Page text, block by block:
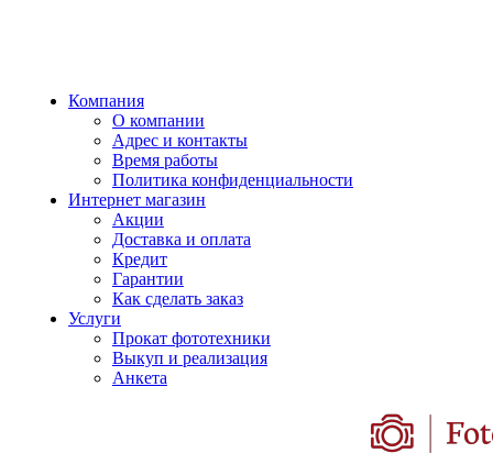
Компания
О компании
Адрес и контакты
Время работы
Политика конфиденциальности
Интернет магазин
Акции
Доставка и оплата
Кредит
Гарантии
Как сделать заказ
Услуги
Прокат фототехники
Выкуп и реализация
Анкета